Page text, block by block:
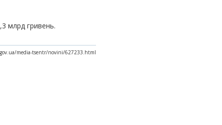
млрд гривень.
media-tsentr/novini/627233.html